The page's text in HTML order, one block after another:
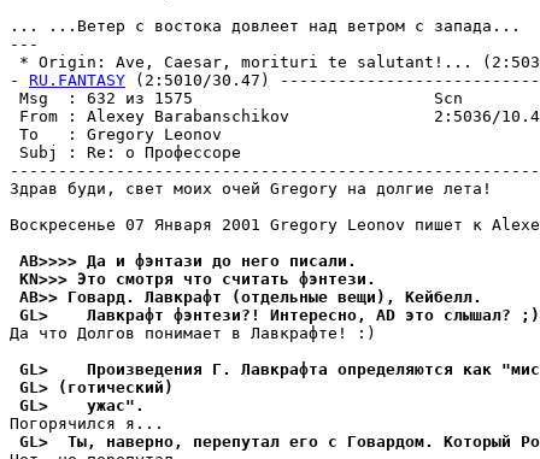
... ...Ветеp с востока довлеет над ветром с запада...
---
* Origin: Ave, Caesar, morituri te salutant!...
- RU.FANTASY (2:5010/30.47)
Msg  : 632 из 1575
From : Alexey Barabanschikov               2:5036/
To   : Gregory Leonov
Subj : Re: о
Здрав буди, свет моих очей Gregory на долгие лета!
Воскресенье 07 Января 2001 Gregory Leonov пишет к
AB>>>> Да и фэнтази до него писали.
KN>>> Это смотря что считать фэнтези.
AB>> Говаpд. Лавкрафт (отдельные вещи), Кейбелл.
GL>    Лавкрафт фэнтези?! Интересно, AD это слышал? ;)
Да что Долгов понимает в Лавкpафте! :)
GL>    Произведения Г. Лавкрафта определяются как
GL> (готический)
GL>    ужас".
GL>  Ты, наверно, перепутал его с Говардом. Который